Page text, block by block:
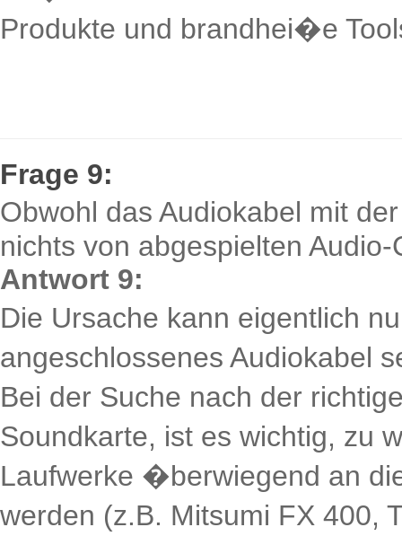
Produkte und brandhei�e
Frage 9:
Obwohl das Audiokabel mit
nichts von abgespielten Audio-
Antwort 9:
Die Ursache kann eigentlich
angeschlossenes Audiokabel
Bei der Suche nach der
Soundkarte, ist es wichtig, zu
Laufwerke �berwiegend an
werden (z.B. Mitsumi FX 400,